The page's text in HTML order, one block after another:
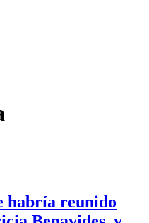
habría reunido